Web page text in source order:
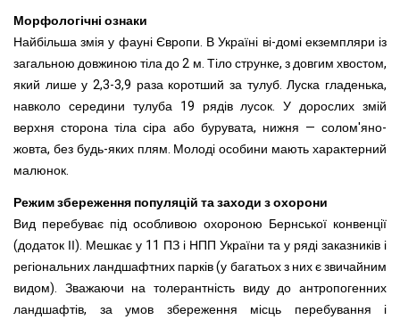
Морфологічні ознаки
Найбільша змія у фауні Європи. В Україні ві-домі екземпляри із
загальною довжиною тіла до 2 м. Тіло струнке, з довгим хвостом,
який лише у 2,3-3,9 раза коротший за тулуб. Луска гладенька,
навколо середини тулуба 19 рядів лусок. У дорослих змій
верхня сторона тіла сіра або бурувата, нижня — солом'яно-
жовта, без будь-яких плям. Молоді особини мають характерний
малюнок.
Режим збереження популяцій та заходи з охорони
Вид перебуває під особливою охороною Бернської конвенції
(додаток ІІ). Мешкає у 11 ПЗ і НПП України та у ряді заказників і
регіональних ландшафтних парків (у багатьох з них є звичайним
видом). Зважаючи на толерантність виду до антропогенних
ландшафтів, за умов збереження місць перебування і